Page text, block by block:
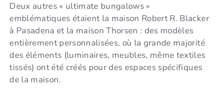
Deux autres « ultimate bungalows »
emblématiques étaient la maison Robert R. Blacker
à Pasadena et la maison Thorsen : des modèles
entièrement personnalisées, où la grande majorité
des éléments (luminaires, meubles, même textiles
tissés) ont été créés pour des espaces spécifiques
de la maison.